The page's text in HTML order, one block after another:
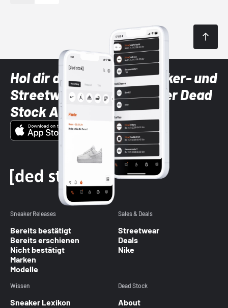
Hol dir die neuesten Sneaker- und
Streetwear-Brands mit der Dead
Stock App
Sneaker Releases
Bereits bestätigt
Bereits erschienen
Nicht bestätigt
Marken
Modelle
Sales & Deals
Streetwear
Deals
Nike
Wissen
Sneaker Lexikon
Dead Stock
About